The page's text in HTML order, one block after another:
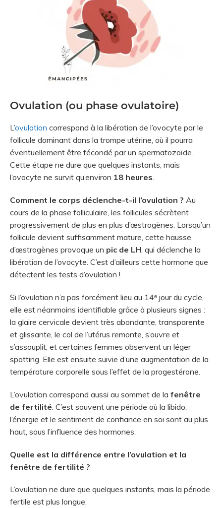
Ovulation (ou phase ovulatoire)
L’ovulation correspond à la libération de l’ovocyte par le
follicule dominant dans la trompe utérine, où il pourra
éventuellement être fécondé par un spermatozoïde.
Cette étape ne dure que quelques instants, mais
l’ovocyte ne survit qu’environ 18 heures.
Comment le corps déclenche-t-il l’ovulation ? Au
cours de la phase folliculaire, les follicules sécrètent
progressivement de plus en plus d’œstrogènes. Lorsqu’un
follicule devient suffisamment mature, cette hausse
d’œstrogènes provoque un pic de LH, qui déclenche la
libération de l’ovocyte. C’est d’ailleurs cette hormone que
détectent les tests d’ovulation !
Si l’ovulation n’a pas forcément lieu au 14ᵉ jour du cycle,
elle est néanmoins identifiable grâce à plusieurs signes :
la glaire cervicale devient très abondante, transparente
et glissante, le col de l’utérus remonte, s’ouvre et
s’assouplit, et certaines femmes observent un léger
spotting. Elle est ensuite suivie d’une augmentation de la
température corporelle sous l’effet de la progestérone.
L’ovulation correspond aussi au sommet de la fenêtre
de fertilité . C’est souvent une période où la libido,
l’énergie et le sentiment de confiance en soi sont au plus
haut, sous l’influence des hormones.
Quelle est la différence entre l’ovulation et la
fenêtre de fertilité ?
L’ovulation ne dure que quelques instants, mais la période
fertile est plus longue.